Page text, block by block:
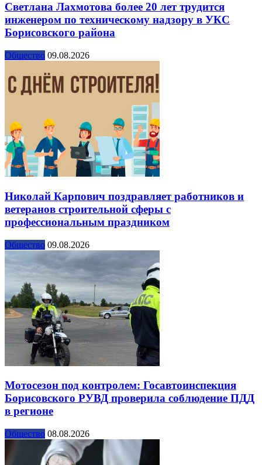
Светлана Лахмотова более 20 лет трудится
инженером по техническому надзору в УКС
Борисовского района
Общество 09.08.2026
Николай Карпович поздравляет работников и
ветеранов строительной сферы с
профессиональным праздником
Общество 09.08.2026
Мотосезон под контролем: Госавтоинспекция
Борисовского РУВД проверила соблюдение ПДД
в регионе
Общество 08.08.2026